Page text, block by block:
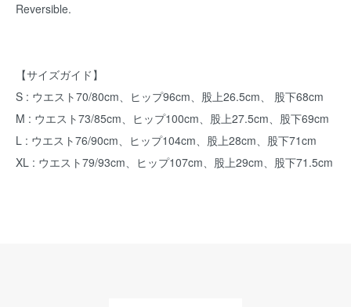
Reversible.
【サイズガイド】
S : ウエスト70/80cm、ヒップ96cm、股上26.5cm、 股下68cm
M : ウエスト73/85cm、ヒップ100cm、股上27.5cm、股下69cm
L : ウエスト76/90cm、ヒップ104cm、股上28cm、股下71cm
XL : ウエスト79/93cm、ヒップ107cm、股上29cm、股下71.5cm